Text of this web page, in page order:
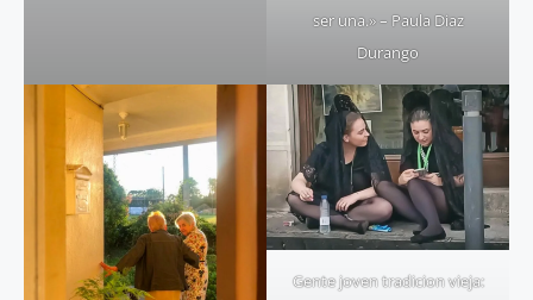
ser una.» – Paula Diaz
Durango
Gente joven tradicion vieja: